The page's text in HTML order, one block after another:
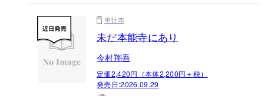
単行本
未だ本能寺にあり
今村翔吾
定価2,420円（本体2,200円＋税）
発売日:2026.09.29